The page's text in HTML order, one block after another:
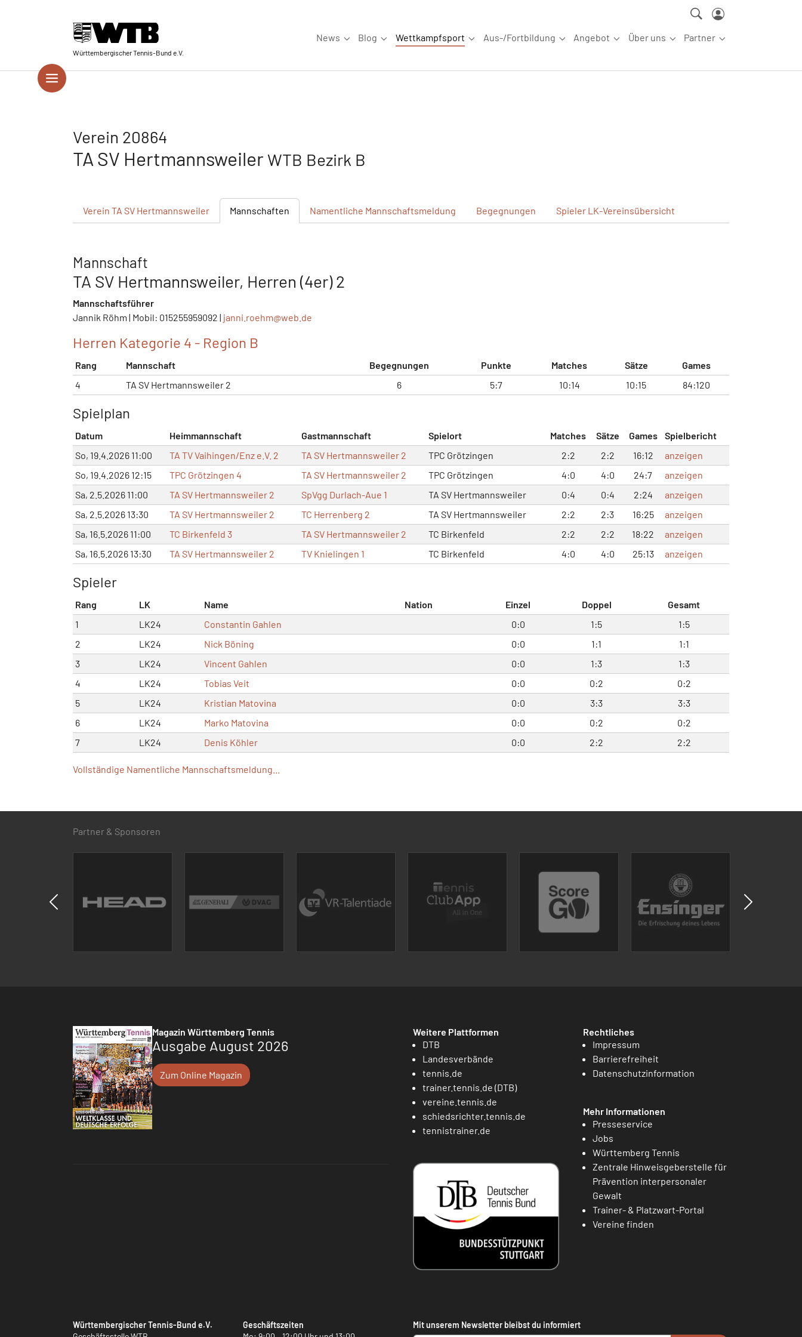
Württembergischer Tennis-Bund e.V.
News
Submenu for "News"
Blog
Submenu for "Blog"
Wettkampfsport
Submenu for "Wettkampfsport"
Aus-/Fortbildung
Submenu for "Aus-/Fortbildung"
Angebot
Submenu for "Angebot"
Über uns
Submenu for "Über uns"
Partner
Submenu for
Verein 20864
TA SV Hertmannsweiler WTB Bezirk B
Verein TA SV Hertmannsweiler Mannschaften Namentliche Mannschaftsmeldung Begegnungen Spieler LK-Vereinsübersicht
Mannschaft
TA SV Hertmannsweiler, Herren (4er) 2
Mannschaftsführer
Jannik Röhm | Mobil: 015255959092 | janni.roehm@web.de
Herren Kategorie 4 - Region B
Rang Mannschaft Begegnungen Punkte Matches Sätze
Games
4
TA SV Hertmannsweiler 2 6 5:7 10:14 10:15 84:120
Spielplan
Datum Heimmannschaft Gastmannschaft Spielort Matches Sätze Games
Spielbericht
So, 19.4.2026 11:00
TA TV Vaihingen/Enz e.V. 2 TA SV Hertmannsweiler 2 TPC Grötzingen 2:2 2:2 16:12
anzeigen
So, 19.4.2026 12:15
TPC Grötzingen 4 TA SV Hertmannsweiler 2 TPC Grötzingen 4:0 4:0 24:7
anzeigen
Sa, 2.5.2026 11:00
TA SV Hertmannsweiler 2 SpVgg Durlach-Aue 1 TA SV Hertmannsweiler 0:4 0:4 2:24
anzeigen
Sa, 2.5.2026 13:30
TA SV Hertmannsweiler 2 TC Herrenberg 2 TA SV Hertmannsweiler 2:2 2:3 16:25
anzeigen
Sa, 16.5.2026 11:00
TC Birkenfeld 3 TA SV Hertmannsweiler 2 TC Birkenfeld 2:2 2:2 18:22
anzeigen
Sa, 16.5.2026 13:30
TA SV Hertmannsweiler 2 TV Knielingen 1 TC Birkenfeld 4:0 4:0 25:13 anzeigen
Spieler
Rang LK Name Nation Einzel Doppel
Gesamt
1
LK24 Constantin Gahlen 0:0 1:5
1:5
2
LK24 Nick Böning 0:0 1:1
1:1
3
LK24 Vincent Gahlen 0:0 1:3
1:3
4
LK24 Tobias Veit 0:0 0:2
0:2
5
LK24 Kristian Matovina 0:0 3:3
3:3
6
LK24 Marko Matovina 0:0 0:2
0:2
7
LK24 Denis Köhler 0:0 2:2 2:2
Vollständige Namentliche Mannschaftsmeldung...
Partner & Sponsoren
Magazin Württemberg Tennis
Ausgabe August 2026
Zum Online Magazin
Weitere Plattformen
DTB
Landesverbände
tennis.de
trainer.tennis.de (DTB)
vereine.tennis.de
schiedsrichter.tennis.de
tennistrainer.de
Rechtliches
Impressum
Barrierefreiheit
Datenschutzinformation
Mehr Informationen
Presseservice
Jobs
Württemberg Tennis
Zentrale Hinweisgeberstelle für
Prävention interpersonaler
Gewalt
Trainer- & Platzwart-Portal
Vereine finden
Württembergischer Tennis-Bund e.V.
Geschäftszeiten
Mit unserem Newsletter bleibst du informiert